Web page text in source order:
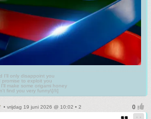
I'll only disappoint you
promise to exploit you
make some origami honey
find you very funny\[/i\]
• vrijdag 19 juni 2026 @ 10:02 • 2